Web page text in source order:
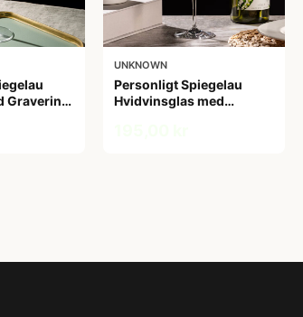
Gravering
UNKNOWN
Personligt Spiegelau
Hvidvinsglas med